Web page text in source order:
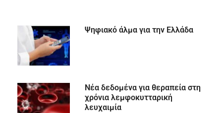
Ψηφιακό άλμα για την Ελλάδα
Νέα δεδομένα για θεραπεία στη
χρόνια λεμφοκυτταρική
λευχαιμία